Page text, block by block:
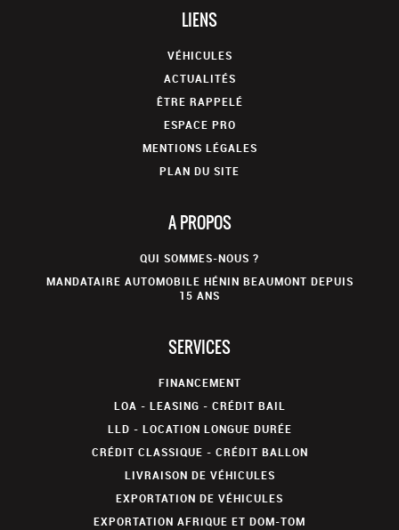
LIENS
VÉHICULES
ACTUALITÉS
ÊTRE RAPPELÉ
ESPACE PRO
MENTIONS LÉGALES
PLAN DU SITE
A PROPOS
QUI SOMMES-NOUS ?
MANDATAIRE AUTOMOBILE HÉNIN BEAUMONT DEPUIS
15 ANS
SERVICES
FINANCEMENT
LOA - LEASING - CRÉDIT BAIL
LLD - LOCATION LONGUE DURÉE
CRÉDIT CLASSIQUE - CRÉDIT BALLON
LIVRAISON DE VÉHICULES
EXPORTATION DE VÉHICULES
EXPORTATION AFRIQUE ET DOM-TOM